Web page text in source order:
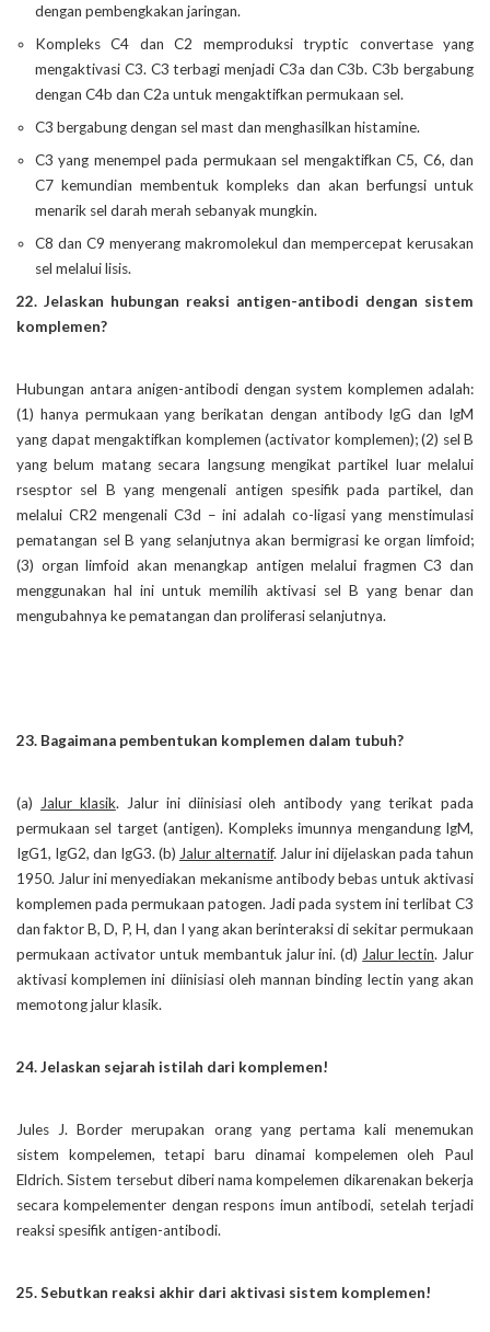
dengan pembengkakan jaringan.
Kompleks C4 dan C2 memproduksi tryptic convertase yang
mengaktivasi C3. C3 terbagi menjadi C3a dan C3b. C3b bergabung
dengan C4b dan C2a untuk mengaktifkan permukaan sel.
C3 bergabung dengan sel mast dan menghasilkan histamine.
C3 yang menempel pada permukaan sel mengaktifkan C5, C6, dan
C7 kemundian membentuk kompleks dan akan berfungsi untuk
menarik sel darah merah sebanyak mungkin.
C8 dan C9 menyerang makromolekul dan mempercepat kerusakan
sel melalui lisis.
22. Jelaskan hubungan reaksi antigen-antibodi dengan sistem
komplemen?
Hubungan antara anigen-antibodi dengan system komplemen adalah:
(1) hanya permukaan yang berikatan dengan antibody IgG dan IgM
yang dapat mengaktifkan komplemen (activator komplemen); (2) sel B
yang belum matang secara langsung mengikat partikel luar melalui
rsesptor sel B yang mengenali antigen spesifik pada partikel, dan
melalui CR2 mengenali C3d – ini adalah co-ligasi yang menstimulasi
pematangan sel B yang selanjutnya akan bermigrasi ke organ limfoid;
(3) organ limfoid akan menangkap antigen melalui fragmen C3 dan
menggunakan hal ini untuk memilih aktivasi sel B yang benar dan
mengubahnya ke pematangan dan proliferasi selanjutnya.
23. Bagaimana pembentukan komplemen dalam tubuh?
(a) Jalur klasik. Jalur ini diinisiasi oleh antibody yang terikat pada
permukaan sel target (antigen). Kompleks imunnya mengandung IgM,
IgG1, IgG2, dan IgG3. (b) Jalur alternatif. Jalur ini dijelaskan pada tahun
1950. Jalur ini menyediakan mekanisme antibody bebas untuk aktivasi
komplemen pada permukaan patogen. Jadi pada system ini terlibat C3
dan faktor B, D, P, H, dan I yang akan berinteraksi di sekitar permukaan
permukaan activator untuk membantuk jalur ini. (d) Jalur lectin. Jalur
aktivasi komplemen ini diinisiasi oleh mannan binding lectin yang akan
memotong jalur klasik.
24. Jelaskan sejarah istilah dari komplemen!
Jules J. Border merupakan orang yang pertama kali menemukan
sistem kompelemen, tetapi baru dinamai kompelemen oleh Paul
Eldrich. Sistem tersebut diberi nama kompelemen dikarenakan bekerja
secara kompelementer dengan respons imun antibodi, setelah terjadi
reaksi spesifik antigen-antibodi.
25. Sebutkan reaksi akhir dari aktivasi sistem komplemen!